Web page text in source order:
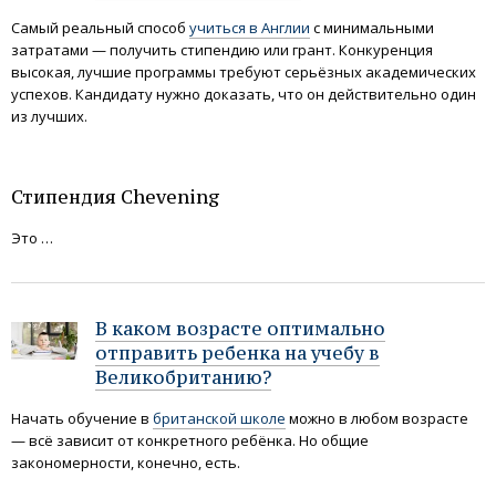
Самый реальный способ учиться в Англии с минимальными
затратами — получить стипендию или грант. Конкуренция
высокая, лучшие программы требуют серьёзных академических
успехов. Кандидату нужно доказать, что он действительно один
из лучших.
Стипендия Chevening
Это …
В каком возрасте оптимально
отправить ребенка на учебу в
Великобританию?
Начать обучение в британской школе можно в любом возрасте
— всё зависит от конкретного ребёнка. Но общие
закономерности, конечно, есть.